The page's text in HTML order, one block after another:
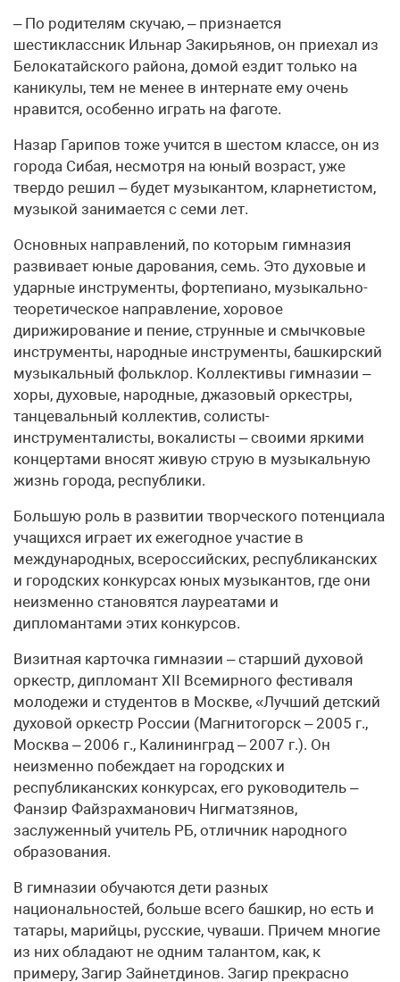
– По родителям скучаю, – признается
шестиклассник Ильнар Закирьянов, он приехал из
Белокатайского района, домой ездит только на
каникулы, тем не менее в интернате ему очень
нравится, особенно играть на фаготе.
Назар Гарипов тоже учится в шестом классе, он из
города Сибая, несмотря на юный возраст, уже
твердо решил – будет музыкантом, кларнетистом,
музыкой занимается с семи лет.
Основных направлений, по которым гимназия
развивает юные дарования, семь. Это духовые и
ударные инструменты, фортепиано, музыкально-
теоретическое направление, хоровое
дирижирование и пение, струнные и смычковые
инструменты, народные инструменты, башкирский
музыкальный фольклор. Коллективы гимназии –
хоры, духовые, народные, джазовый оркестры,
танцевальный коллектив, солисты-
инструменталисты, вокалисты – своими яркими
концертами вносят живую струю в музыкальную
жизнь города, республики.
Большую роль в развитии творческого потенциала
учащихся играет их ежегодное участие в
международных, всероссийских, республиканских
и городских конкурсах юных музыкантов, где они
неизменно становятся лауреатами и
дипломантами этих конкурсов.
Визитная карточка гимназии – старший духовой
оркестр, дипломант XII Всемирного фестиваля
молодежи и студентов в Москве, «Лучший детский
духовой оркестр России (Магнитогорск – 2005 г.,
Москва – 2006 г., Калининград – 2007 г.). Он
неизменно побеждает на городских и
республиканских конкурсах, его руководитель –
Фанзир Файзрахманович Нигматзянов,
заслуженный учитель РБ, отличник народного
образования.
В гимназии обучаются дети разных
национальностей, больше всего башкир, но есть и
татары, марийцы, русские, чуваши. Причем многие
из них обладают не одним талантом, как, к
примеру, Загир Зайнетдинов. Загир прекрасно